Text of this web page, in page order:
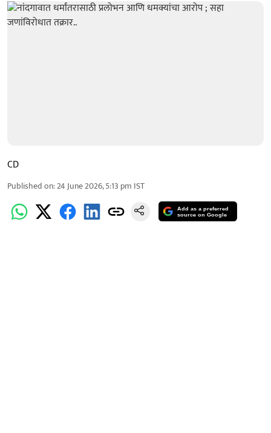
CD
Published on:24 June 2026, 5:13 pm IST
Add as a preferred
source on Google